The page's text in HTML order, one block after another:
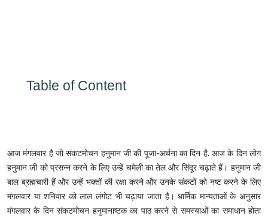
Table of Content
आज मंगलवार है जो संकटमोचन हनुमान जी की पूजा-अर्चना का दिन है. आज के दिन लोग
हनुमान जी को प्रसन्न करने के लिए उन्हें चमेली का तेल और सिंदूर चढ़ाते हैं। हनुमान जी
बाल ब्रह्मचारी हैं और उन्हें भक्तों की रक्षा करने और उनके संकटों को नष्ट करने के लिए
मंगलवार या शनिवार को लाल लंगोट भी चढ़ाया जाता है। धार्मिक मान्यताओं के अनुसार
मंगलवार के दिन संकटमोचन हनुमानाष्टक का पाठ करने से समस्याओं का समाधान होता